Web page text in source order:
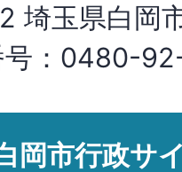
埼玉県白岡
号：0480-
岡市行政サ